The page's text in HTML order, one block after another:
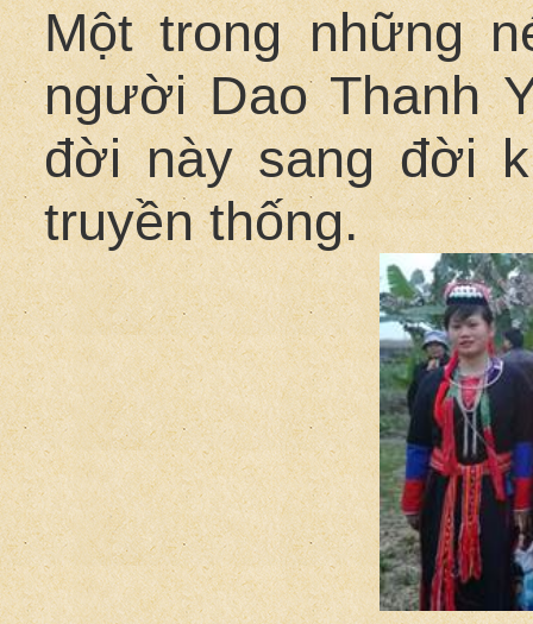
Một trong những
người Dao Thanh
đời này sang đời
truyền thống.